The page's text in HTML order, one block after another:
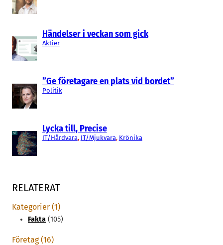
Händelser i veckan som gick
Aktier
”Ge företagare en plats vid bordet”
Politik
Lycka till, Precise
IT/Hårdvara, IT/Mjukvara, Krönika
RELATERAT
Kategorier (1)
Fakta (105)
Företag (16)